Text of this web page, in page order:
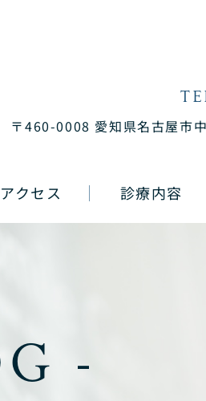
〒460-0008 愛知県名古屋市
クセス 診療内容
-